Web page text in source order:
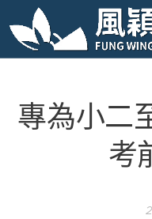
專為小二
❗️